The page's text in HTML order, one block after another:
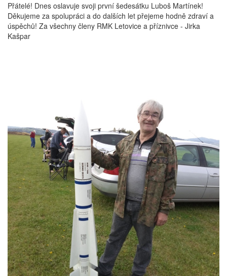
Přátelé! Dnes oslavuje svoji první šedesátku Luboš Martínek!
Děkujeme za spolupráci a do dalších let přejeme hodně zdraví a
úspěchů! Za všechny členy RMK Letovice a příznivce - Jirka
Kašpar